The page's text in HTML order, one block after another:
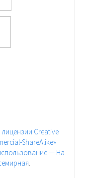
лицензии Creative
ShareAlike»
— На
.